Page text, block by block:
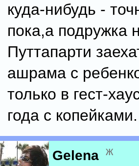
куда-нибудь -
пока,а подружка
Путтапарти
ашрама с
только в гест-
года с копейками.
Gelena ж